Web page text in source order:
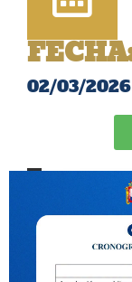
02/03/2026